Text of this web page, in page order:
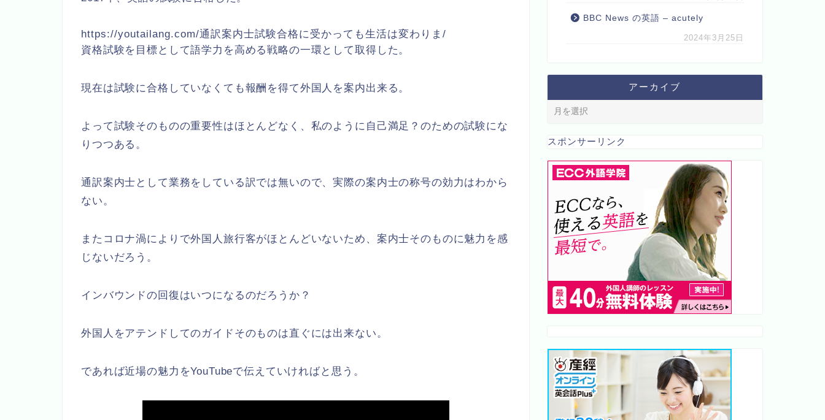
https://youtailang.com/通訳案内士試験合格に受かっても生活は変わりま/
資格試験を目標として語学力を高める戦略の一環として取得した。
現在は試験に合格していなくても報酬を得て外国人を案内出来る。
よって試験そのものの重要性はほとんどなく、私のように自己満足？のための試験にな
りつつある。
通訳案内士として業務をしている訳では無いので、実際の案内士の称号の効力はわから
ない。
またコロナ渦によりで外国人旅行客がほとんどいないため、案内士そのものに魅力を感
じないだろう。
インバウンドの回復はいつになるのだろうか？
外国人をアテンドしてのガイドそのものは直ぐには出来ない。
であれば近場の魅力をYouTubeで伝えていければと思う。
BBC News の英語 – acutely
2024年3月25日
アーカイブ
スポンサーリンク